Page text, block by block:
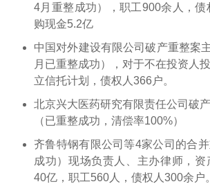
4月重整成功），职工900余人，债
购现金5.2亿
中国对外建设有限公司破产重整案
月已重整成功），对于不在投资人
立信托计划，债权人366户。
北京兴大医药研究有限责任公司破
（已重整成功，清偿率100%）
齐鲁特钢有限公司等4家公司的合
成功）现场负责人、主办律师，
40亿，职工560人，债权人300余户。